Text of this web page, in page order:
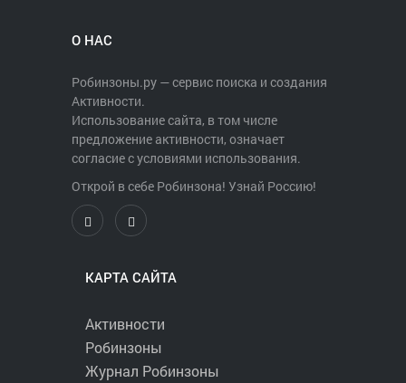
О НАС
Робинзоны.ру — сервис поиска и создания
Активности.
Использование сайта, в том числе
предложение активности, означает
согласие с условиями использования.
Открой в себе Робинзона! Узнай Россию!
КАРТА САЙТА
Активности
Робинзоны
Журнал Робинзоны